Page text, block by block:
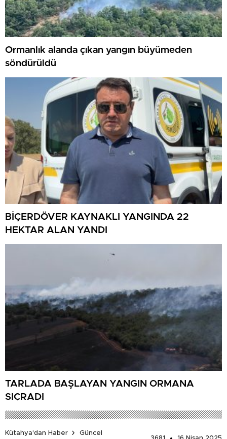
Ormanlık alanda çıkan yangın büyümeden
söndürüldü
BİÇERDÖVER KAYNAKLI YANGINDA 22
HEKTAR ALAN YANDI
TARLADA BAŞLAYAN YANGIN ORMANA
SIÇRADI
Kütahya'dan Haber
Güncel